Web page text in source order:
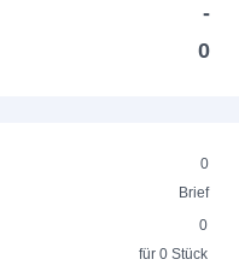
-
0
0
Brief
0
für 0 Stück